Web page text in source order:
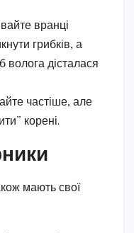
вранці
грибків, а
волога дісталася
частіше, але
корені.
мають свої